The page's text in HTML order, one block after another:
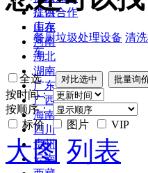
江西
山东
河南
湖北
湖南
广东
广西
海南
四川
贵州
云南
提供合作
库存
餐厨垃圾处理设备 清
车
全选
按时间：
按顺序：
标价
图片 VIP
大图 列表